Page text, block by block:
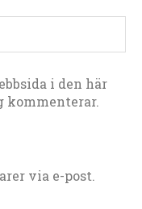
i den här
kommenterar.
via e-post.